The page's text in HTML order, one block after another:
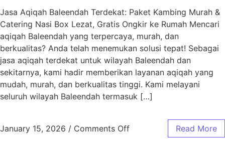
Jasa Aqiqah Baleendah Terdekat: Paket Kambing Murah &
Catering Nasi Box Lezat, Gratis Ongkir ke Rumah Mencari
aqiqah Baleendah yang terpercaya, murah, dan
berkualitas? Anda telah menemukan solusi tepat! Sebagai
jasa aqiqah terdekat untuk wilayah Baleendah dan
sekitarnya, kami hadir memberikan layanan aqiqah yang
mudah, murah, dan berkualitas tinggi. Kami melayani
seluruh wilayah Baleendah termasuk […]
January 15, 2026 / Comments Off Read More